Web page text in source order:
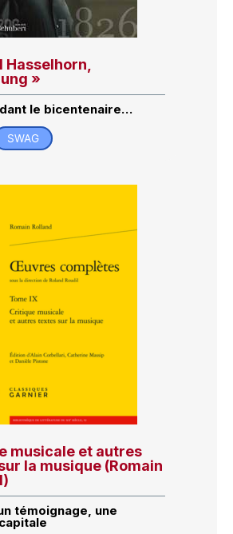
Hasselhorn,
»
le bicentenaire…
SWAG
musicale et autres
la musique (Romain
témoignage, une